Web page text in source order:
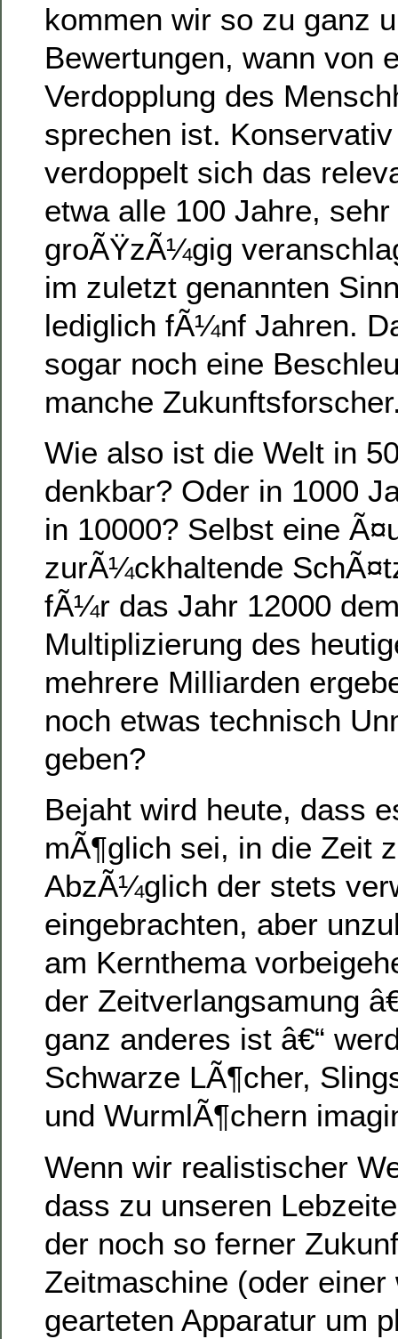
kommen wir so zu ganz
Bewertungen, wann von
Verdopplung des
sprechen ist.
verdoppelt sich das
etwa alle 100 Jahre,
groÃŸzÃ¼gig
im zuletzt genannten
lediglich fÃ¼nf Jahren.
sogar noch eine
manche
Wie also ist die Welt in
denkbar? Oder in 1000
in 10000? Selbst eine
zurÃ¼ckhaltende
fÃ¼r das Jahr 12000
Multiplizierung des
mehrere Milliarden
noch etwas technisch
geben?
Bejaht wird heute, dass
mÃ¶glich sei, in die Zeit
AbzÃ¼glich der stets
eingebrachten, aber
am Kernthema
der Zeitverlangsamung
ganz anderes ist â€“
Schwarze LÃ¶cher,
und WurmlÃ¶chern
Wenn wir realistischer
dass zu unseren
der noch so ferner
Zeitmaschine (oder einer
gearteten Apparatur um